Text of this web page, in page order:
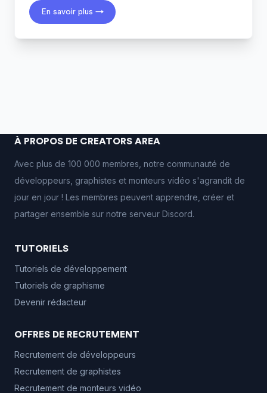
En savoir plus →
À PROPOS DE CREATORS AREA
Avec plus de 100 000 membres, notre communauté de
développeurs, graphistes et monteurs vidéo s'agrandit de
jour en jour ! Les membres peuvent apprendre, créer et
partager ensemble sur notre serveur Discord.
TUTORIELS
Tutoriels de développement
Tutoriels de graphisme
Devenir rédacteur
OFFRES DE RECRUTEMENT
Recrutement de développeurs
Recrutement de graphistes
Recrutement de monteurs vidéo